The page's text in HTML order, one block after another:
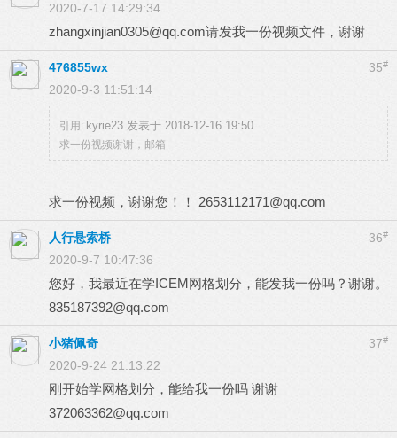
2020-7-17 14:29:34
zhangxinjian0305@qq.com请发我一份视频文件，谢谢
35#
476855wx
2020-9-3 11:51:14
引用: kyrie23 发表于 2018-12-16 19:50
求一份视频谢谢，邮箱
求一份视频，谢谢您！！ 2653112171@qq.com
36#
人行悬索桥
2020-9-7 10:47:36
您好，我最近在学ICEM网格划分，能发我一份吗？谢谢。
835187392@qq.com
37#
小猪佩奇
2020-9-24 21:13:22
刚开始学网格划分，能给我一份吗 谢谢
372063362@qq.com